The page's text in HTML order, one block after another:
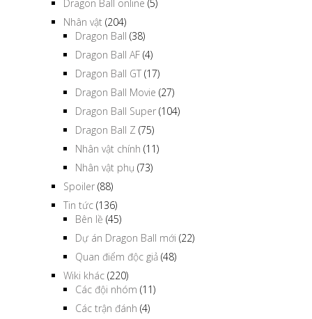
Dragon Ball online (5)
Nhân vật (204)
Dragon Ball (38)
Dragon Ball AF (4)
Dragon Ball GT (17)
Dragon Ball Movie (27)
Dragon Ball Super (104)
Dragon Ball Z (75)
Nhân vật chính (11)
Nhân vật phụ (73)
Spoiler (88)
Tin tức (136)
Bên lề (45)
Dự án Dragon Ball mới (22)
Quan điểm độc giả (48)
Wiki khác (220)
Các đội nhóm (11)
Các trận đánh (4)